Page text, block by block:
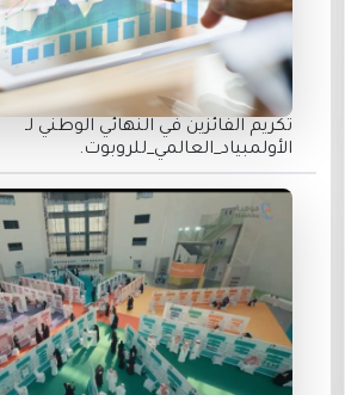
تكريم الفائزين في النهائي الوطني لـ
الأولمبياد_العالمي_للروبوت.